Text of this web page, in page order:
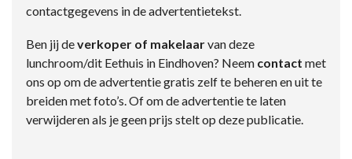
contactgegevens in de advertentietekst.
Ben jij deverkoper of makelaarvan deze
lunchroom/dit Eethuis in Eindhoven? Neem contact met
ons op om de advertentie gratis zelf te beheren en uit te
breiden met foto’s. Of om de advertentie te laten
verwijderen als je geen prijs stelt op deze publicatie.